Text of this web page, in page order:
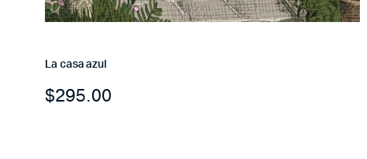
La casa azul
$295.00